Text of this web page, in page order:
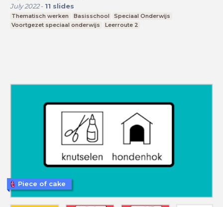
July 2022- 11 slides
Thematisch werken Basisschool
Speciaal Onderwijs
Voortgezet speciaal onderwijs
Leerroute 2
Piece of cake